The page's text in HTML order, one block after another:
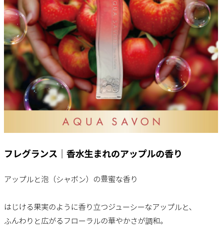
フレグランス｜香水生まれのアップルの香り
アップルと泡（シャボン）の豊蜜な香り
はじける果実のように香り立つジューシーなアップルと、
ふんわりと広がるフローラルの華やかさが調和。